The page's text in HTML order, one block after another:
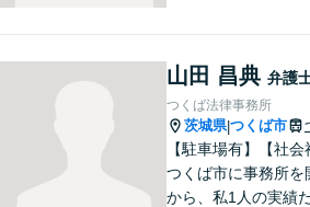
実現するために精一
たします。お気軽に
ださい。
山田 昌典 弁護
つくば法律事務所
茨城県|つくば市
【駐車場有】【社会
つくば市に事務所を
から、私1人の実績